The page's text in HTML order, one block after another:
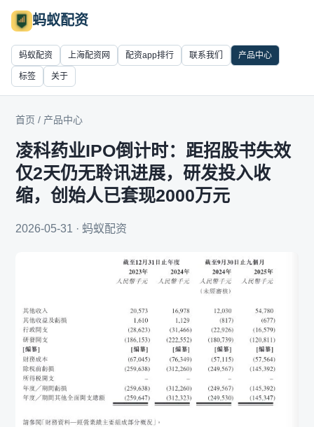
蚂蚁配资
蚂蚁配资 上海配资网 配资app排行 联系我们 产品中心
标签 关于
首页 / 产品中心
凌科药业IPO倒计时：距招股书失效
仅2天仍无聆讯进展，研发投入收
缩，创始人已套现2000万元
2026-05-31 · 蚂蚁配资